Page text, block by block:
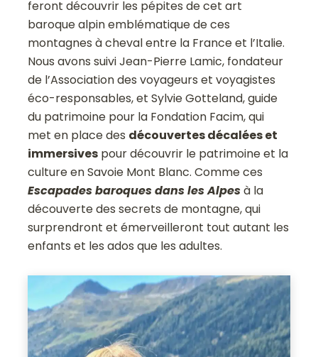
feront découvrir les pépites de cet art
baroque alpin emblématique de ces
montagnes à cheval entre la France et l’Italie.
Nous avons suivi Jean-Pierre Lamic, fondateur
de l’Association des voyageurs et voyagistes
éco-responsables, et Sylvie Gotteland, guide
du patrimoine pour la Fondation Facim, qui
met en place des découvertes décalées et
immersives pour découvrir le patrimoine et la
culture en Savoie Mont Blanc. Comme ces
Escapades baroques dans les Alpesà la
découverte des secrets de montagne, qui
surprendront et émerveilleront tout autant les
enfants et les ados que les adultes.